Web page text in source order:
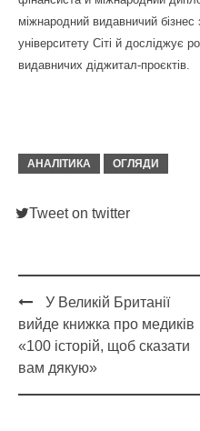
міжнародний видавничий
університету Сіті й досліджує
видавничих діджитал-проєктів.
АНАЛІТИКА ОГЛЯДИ
Tweet on twitter
Post
navigation
У Великій Британії
вийде книжка про медиків
«100 історій, щоб сказати
вам дякую»